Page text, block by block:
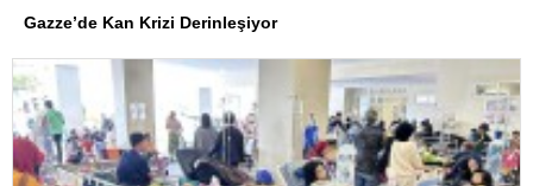
Gazze’de Kan Krizi Derinleşiyor